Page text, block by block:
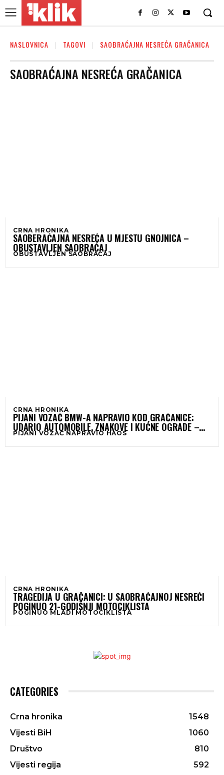
NASLOVNICA TAGOVI SAOBRAĆAJNA NESREĆA GRAČANICA
SAOBRAĆAJNA NESREĆA GRAČANICA
CRNA HRONIKA
SAOBERAĆAJNA NESREĆA U MJESTU GNOJNICA –
OBUSTAVLJEN SAOBRAĆAJ
OBUSTAVLJEN SAOBRAĆAJ
CRNA HRONIKA
PIJANI VOZAČ BMW-A NAPRAVIO KOD GRAČANICE:
UDARIO AUTOMOBILE, ZNAKOVE I KUĆNE OGRADE –
NAPUHAO 2 PROMILA
PIJANI VOZAČ NAPRAVIO HAOS
CRNA HRONIKA
TRAGEDIJA U GRAČANICI: U SAOBRAĆAJNOJ NESREĆI
POGINUO 21-GODIŠNJI MOTOCIKLISTA
POGINUO MLADI MOTOCIKLISTA
CATEGORIES
Crna hronika
1548
Vijesti BiH
1060
Društvo
810
Vijesti regija
592